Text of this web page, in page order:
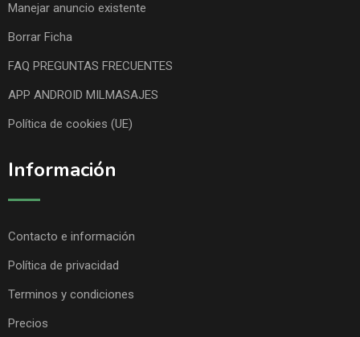
Manejar anuncio existente
Borrar Ficha
FAQ PREGUNTAS FRECUENTES
APP ANDROID MILMASAJES
Política de cookies (UE)
Información
Contacto e información
Política de privacidad
Terminos y condiciones
Precios